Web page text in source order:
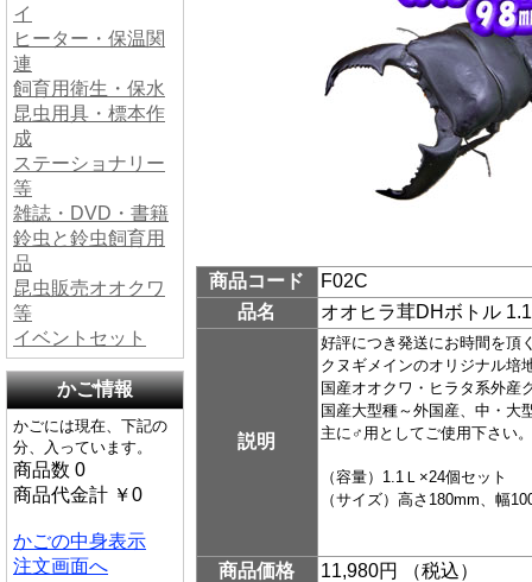
イ
ヒーター・保温関
連
飼育用衛生・保水
昆虫用具・標本作
成
ステーショナリー
等
雑誌・DVD・書籍
鈴虫と鈴虫飼育用
品
昆虫販売オオクワ
等
イベントセット
かご情報
かごには現在、下記の
分、入っています。
商品数 0
商品代金計 ￥0
かごの中身表示
注文画面へ
商品コード
F02C
品名
オオヒラ茸DHボトル
説明
好評につき発送にお時間を頂
クヌギメインのオリジナル培
国産オオクワ・ヒラタ系外産
国産大型種～外国産、中・大
主に♂用としてご使用下さい。
（容量）1.1Ｌ×24個セット
（サイズ）高さ180mm、幅
商品価格
11,980円 （税込）